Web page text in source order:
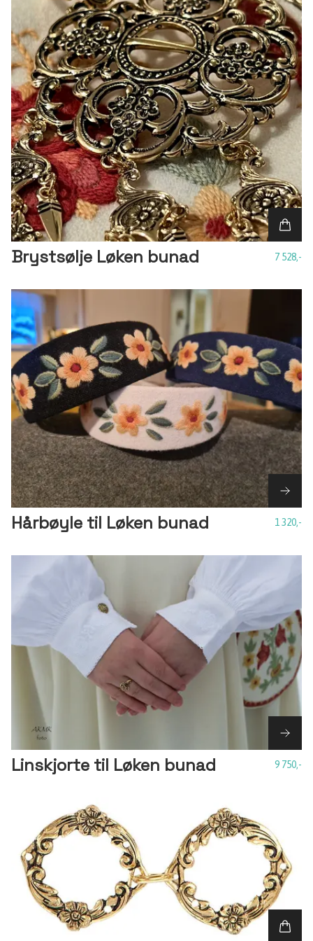
Brystsølje Løken bunad 7 528,-
Hårbøyle til Løken bunad 1 320,-
Linskjorte til Løken bunad 9 750,-